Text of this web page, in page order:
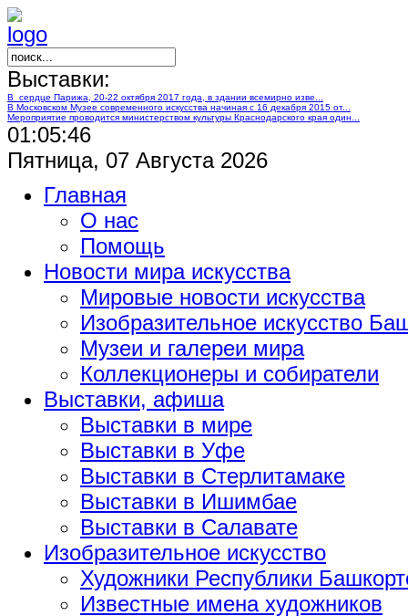
Выставки:
В сердце Парижа, 20-22 октября 2017 года, в здании всемирно изве...
В Московском Музее современного искусства начиная с 16 декабря 2015 от...
Мероприятие проводится министерством культуры Краснодарского края один...
01:05:47
Пятница, 07 Августа 2026
Главная
О нас
Помощь
Новости мира искусства
Мировые новости искусства
Изобразительное искусство
Музеи и галереи мира
Коллекционеры и собиратели
Выставки, афиша
Выставки в мире
Выставки в Уфе
Выставки в Стерлитамаке
Выставки в Ишимбае
Выставки в Салавате
Изобразительное искусство
Художники Республики
Известные имена художников